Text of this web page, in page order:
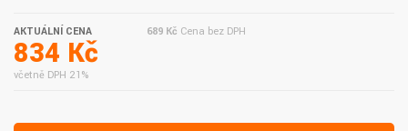
AKTUÁLNÍ CENA
834 Kč
včetně DPH 21%
689 Kč Cena bez DPH